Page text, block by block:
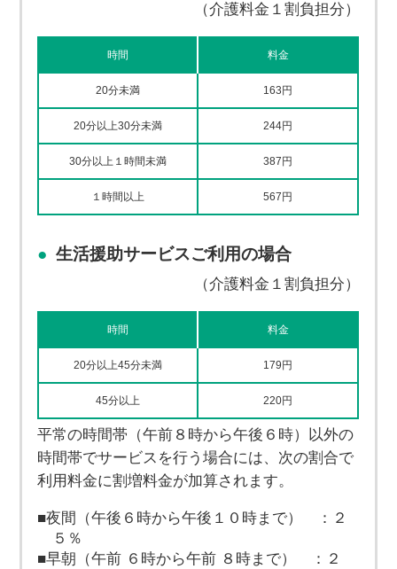
（介護料金１割負担分）
時間 料金
20分未満 163円
20分以上30分未満 244円
30分以上１時間未満 387円
１時間以上 567円
生活援助サービスご利用の場合
（介護料金１割負担分）
時間 料金
20分以上45分未満 179円
45分以上 220円
平常の時間帯（午前８時から午後６時）以外の
時間帯でサービスを行う場合には、次の割合で
利用料金に割増料金が加算されます。
夜間（午後６時から午後１０時まで） ：２
５％
早朝（午前 ６時から午前 ８時まで） ：２